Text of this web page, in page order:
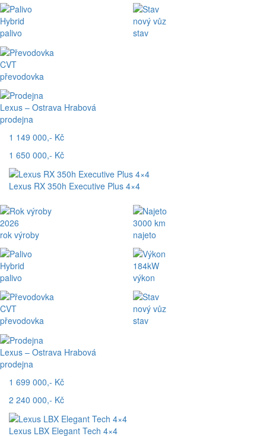
Hybrid
palivo
CVT
převodovka
Lexus – Ostrava Hrabová
prodejna
nový vůz
stav
1 149 000,- Kč
1 650 000,- Kč
Lexus RX 350h Executive Plus 4×4
2026
rok výroby
Hybrid
palivo
CVT
převodovka
Lexus – Ostrava Hrabová
prodejna
3000 km
najeto
184kW
výkon
nový vůz
stav
1 699 000,- Kč
2 240 000,- Kč
Lexus LBX Elegant Tech 4×4